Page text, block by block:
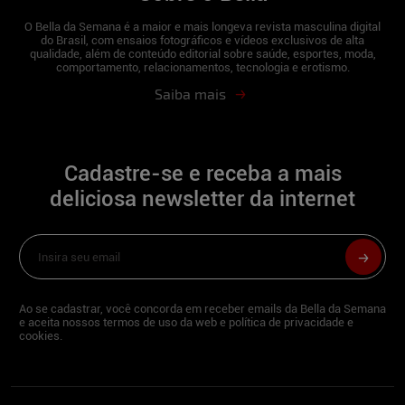
importantes para você.
Um sentimento:amor.
Se pudesse fazer qualquer pedido ao
Papai Noel, o que pediria? Um mundo mais
Qual o drink que melhor acompanha a
festa?Champanhe! Minha bebida
Neste Natal você sentaria no colo de:
Hahaha melhor não falarmos sobre!
Você sabe que é um belo presente de
Natal para os fãs do Bella da Semana, não
é?!Dei meu melhor para isso!
O Bella da Semana é a maior e mais longeva revista masculina digital
do Brasil, com ensaios fotográficos e vídeos exclusivos de alta
qualidade, além de conteúdo editorial sobre saúde, esportes, moda,
comportamento, relacionamentos, tecnologia e erotismo.
Saiba mais
Cadastre-se e receba a mais
deliciosa newsletter da internet
Ao se cadastrar, você concorda em receber emails da Bella da Semana
e aceita nossos termos de uso da web e política de privacidade e
cookies.